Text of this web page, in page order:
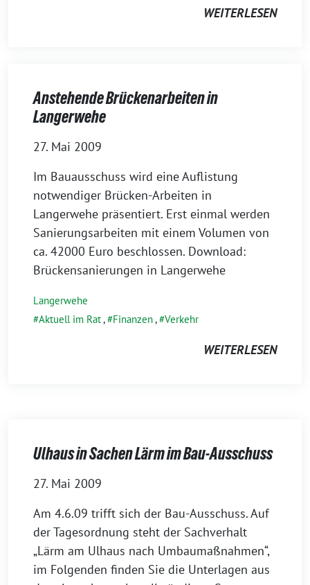
WEITERLESEN
Anstehende Brückenarbeiten in
Langerwehe
27. Mai 2009
Im Bauausschuss wird eine Auflistung
notwendiger Brücken-Arbeiten in
Langerwehe präsentiert. Erst einmal werden
Sanierungsarbeiten mit einem Volumen von
ca. 42000 Euro beschlossen. Download:
Brückensanierungen in Langerwehe
Langerwehe
Aktuell im Rat, Finanzen, Verkehr
WEITERLESEN
Ulhaus in Sachen Lärm im Bau-Ausschuss
27. Mai 2009
Am 4.6.09 trifft sich der Bau-Ausschuss. Auf
der Tagesordnung steht der Sachverhalt
„Lärm am Ulhaus nach Umbaumaßnahmen“,
im Folgenden finden Sie die Unterlagen aus